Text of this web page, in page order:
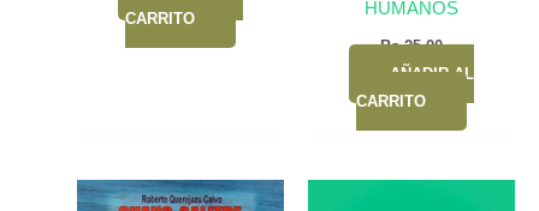
CARRITO
HUMANOS
Bs.25,00
AÑADIR AL
CARRITO